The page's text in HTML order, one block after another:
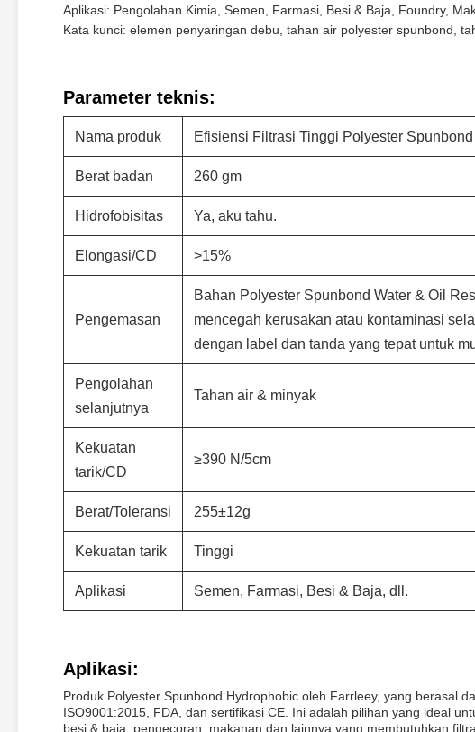
Aplikasi: Pengolahan Kimia, Semen, Farmasi, Besi & Baja, Foundry,
Kata kunci: elemen penyaringan debu, tahan air polyester spunbond,
Parameter teknis:
Nama produk Efisiensi Filtrasi Tinggi Polyester
Berat badan 260 gm
Hidrofobisitas Ya, aku tahu.
Elongasi/CD >15%
Pengemasan
Bahan Polyester Spunbond Water & Oil
mencegah kerusakan atau kontaminasi
dengan label dan tanda yang tepat untuk
Pengolahan
selanjutnya
Tahan air & minyak
Kekuatan
tarik/CD
≥390 N/5cm
Berat/Toleransi 255±12g
Kekuatan tarik Tinggi
Aplikasi Semen, Farmasi, Besi & Baja, dll.
Aplikasi:
Produk Polyester Spunbond Hydrophobic oleh Farrleey, yang berasal
ISO9001:2015, FDA, dan sertifikasi CE. Ini adalah pilihan yang ideal
besi & baja, pengecoran, makanan,dan lainnya yang membutuhkan